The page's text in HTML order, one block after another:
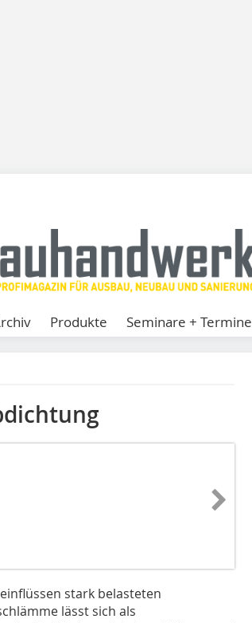
Produkte Seminare + Termine
stark belasteten
lässt sich als